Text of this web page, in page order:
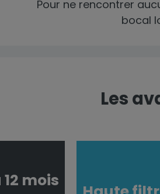
Pour ne rencontrer
bocal
Les
mois